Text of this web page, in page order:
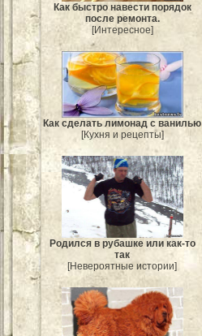
Как быстро навести порядок
после ремонта.
[Интересное]
Как сделать лимонад с ванилью
[Кухня и рецепты]
Родился в рубашке или как-то
так
[Невероятные истории]